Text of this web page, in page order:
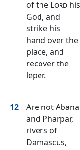
of the Lord his
God, and
strike his
hand over the
place, and
recover the
leper.
12
Are not Abana
and Pharpar,
rivers of
Damascus,